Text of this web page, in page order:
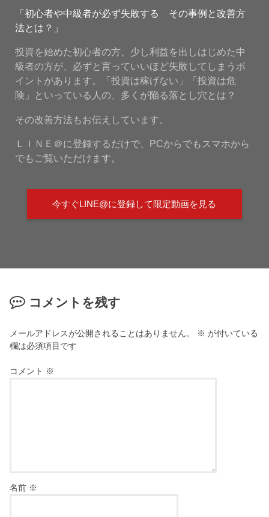
「初心者や中級者が必ず失敗する その事例と改善方
法とは？」
投資を始めた初心者の方、少し利益を出しはじめた中
級者の方が、必ずと言っていいほど失敗してしまうポ
イントがあります。「投資は稼げない」「投資は危
険」といっている人の、多くが陥る落とし穴とは？
その改善方法もお伝えしています。
ＬＩＮＥ＠に登録するだけで、PCからでもスマホから
でもご覧いただけます。
今すぐLINE@に登録して限定動画を見る
コメントを残す
メールアドレスが公開されることはありません。 ※ が付いている
欄は必須項目です
コメント ※
名前 ※